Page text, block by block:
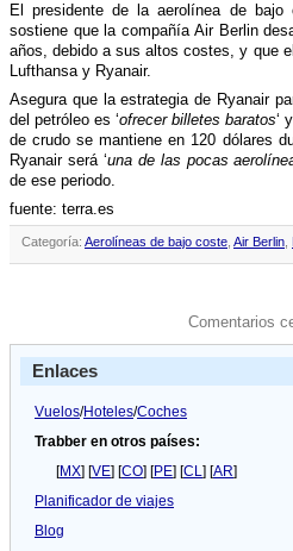
El presidente de la aerolí­nea de bajo
sostiene que la compañí­a Air Berlin
años, debido a sus altos costes, y que
Lufthansa y Ryanair.
Asegura que la estrategia de Ryanair
del petróleo es ‘ofrecer billetes baratos‘
de crudo se mantiene en 120 dólares
Ryanair será ‘una de las pocas
de ese periodo.
fuente: terra.es
Categoría: Aerolíneas de bajo coste Air Berlin
Comentarios
Enlaces
Vuelos/Hoteles/Coches
Trabber en otros países:
[MX] [VE] [CO] [PE] [CL] [AR]
Planificador de viajes
Blog